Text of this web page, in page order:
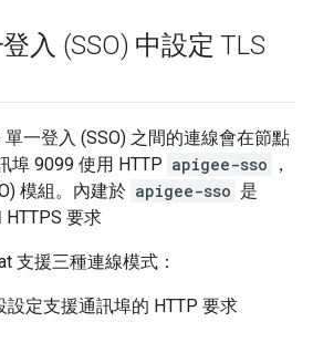
入 (SSO) 中設定 TLS
一登入 (SSO) 之間的連線會在節點
埠 9099 使用 HTTP apigee-sso
，
模組。內建於 apigee-sso 是
HTTPS 要求
支援三種連線模式：
設定支援通訊埠的 HTTP 要求